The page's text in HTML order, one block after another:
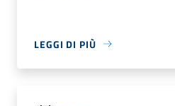
LEGGI DI PIÙ